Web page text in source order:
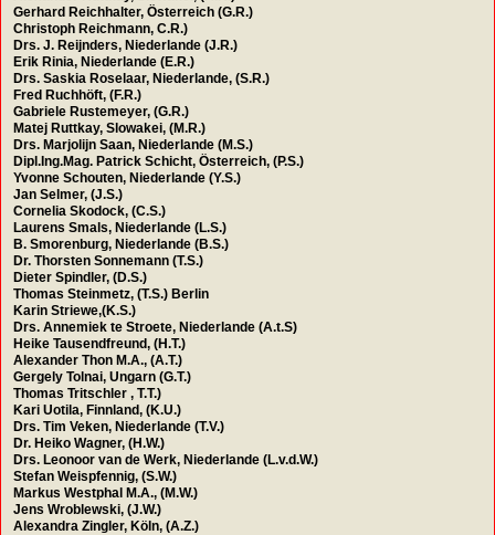
Gerhard Reichhalter, Österreich (G.R.)
Christoph Reichmann, C.R.)
Drs. J. Reijnders, Niederlande (J.R.)
Erik Rinia, Niederlande (E.R.)
Drs. Saskia Roselaar, Niederlande, (S.R.)
Fred Ruchhöft, (F.R.)
Gabriele Rustemeyer, (G.R.)
Matej Ruttkay, Slowakei, (M.R.)
Drs. Marjolijn Saan, Niederlande (M.S.)
Dipl.Ing.Mag. Patrick Schicht, Österreich, (P.S.)
Yvonne Schouten, Niederlande (Y.S.)
Jan Selmer, (J.S.)
Cornelia Skodock, (C.S.)
Laurens Smals, Niederlande (L.S.)
B. Smorenburg, Niederlande (B.S.)
Dr. Thorsten Sonnemann (T.S.)
Dieter Spindler, (D.S.)
Thomas Steinmetz, (T.S.) Berlin
Karin Striewe,(K.S.)
Drs. Annemiek te Stroete, Niederlande (A.t.S)
Heike Tausendfreund, (H.T.)
Alexander Thon M.A., (A.T.)
Gergely Tolnai, Ungarn (G.T.)
Thomas Tritschler , T.T.)
Kari Uotila, Finnland, (K.U.)
Drs. Tim Veken, Niederlande (T.V.)
Dr. Heiko Wagner, (H.W.)
Drs. Leonoor van de Werk, Niederlande (L.v.d.W.)
Stefan Weispfennig, (S.W.)
Markus Westphal M.A., (M.W.)
Jens Wroblewski, (J.W.)
Alexandra Zingler, Köln, (A.Z.)